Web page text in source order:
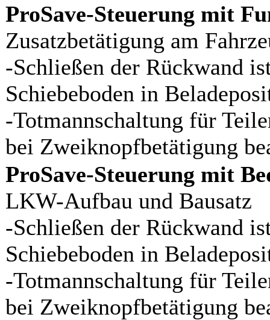
ProSave-Steuerung mit
Zusatzbetätigung am
-Schließen der Rückwand
Schiebeboden in
-Totmannschaltung für
bei Zweiknopfbetätigung
ProSave-Steuerung mit
LKW-Aufbau und Bausatz
-Schließen der Rückwand
Schiebeboden in
-Totmannschaltung für
bei Zweiknopfbetätigung